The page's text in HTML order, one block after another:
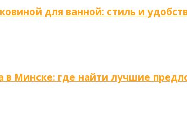
для ванной: стиль и
в Минске: где найти лучшие